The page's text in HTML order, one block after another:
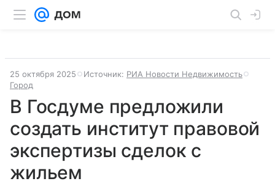
25 октября 2025 Источник: РИА Новости Недвижимость
Город
В Госдуме предложили
создать институт правовой
экспертизы сделок с
жильем